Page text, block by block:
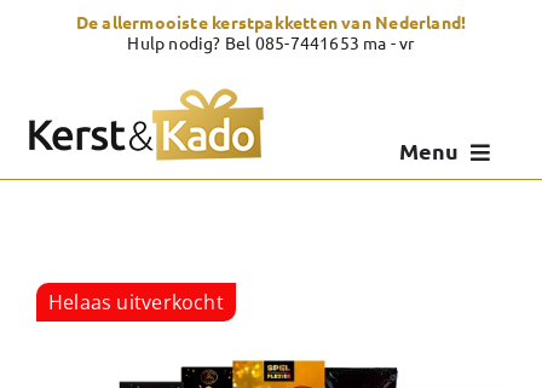
De allermooiste kerstpakketten van Nederland!
Hulp nodig? Bel 085-7441653 ma - vr
Menu
Helaas uitverkocht